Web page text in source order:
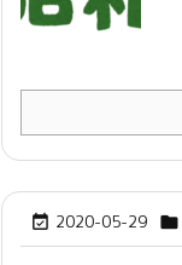
 2020-05-29 